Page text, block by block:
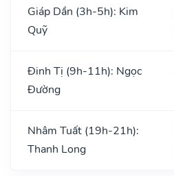
Giáp Dần (3h-5h): Kim
Quỹ
Đinh Tị (9h-11h): Ngọc
Đường
Nhâm Tuất (19h-21h):
Thanh Long